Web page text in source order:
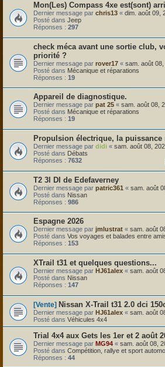
Mon(Les) Compass 4xe est(sont)
Dernier message par chris13 « dim. août 09,
Posté dans Jeep
Réponses : 297
check méca avant une sortie club,
priorité ?
Dernier message par rover17 « sam. août 08,
Posté dans Mécanique et réparations
Réponses : 19
Appareil de diagnostique.
Dernier message par pat 25 « sam. août 08,
Posté dans Mécanique et réparations
Réponses : 19
Propulsion électrique, la
Dernier message par didi « sam. août 08,
Posté dans Débats
Réponses : 7632
T2 3l DI de Edefaverney
Dernier message par patric361 « sam. août
Posté dans Nissan
Réponses : 986
Espagne 2026
Dernier message par jmlustrat « sam. août
Posté dans Vos voyages et balades entre
Réponses : 153
XTrail t31 et quelques questions...
Dernier message par HJ61alex « sam. août
Posté dans Nissan
Réponses : 147
[Vente] Nissan X-Trail t31 2.0 dci
Dernier message par HJ61alex « sam. août
Posté dans Véhicules 4x4
Trial 4x4 aux Gets les 1er et 2 août
Dernier message par MG94 « sam. août 08,
Posté dans Compétition, rallye et sport
Réponses : 44